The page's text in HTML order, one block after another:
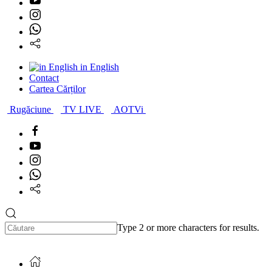
in English
Contact
Cartea Cărților
Rugăciune
TV LIVE AOTVi
Type 2 or more characters for results.